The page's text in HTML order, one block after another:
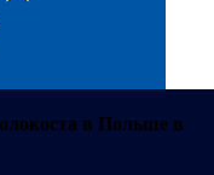
в Польше в